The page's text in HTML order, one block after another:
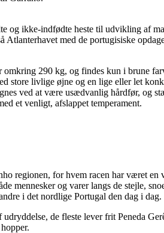
og ikke-indfødte heste til udvikling af
Atlanterhavet med de portugisiske
290 kg, og findes kun i brune
store livlige øjne og en lige eller let
ved at være usædvanlig hårdfør,
et venligt, afslappet temperament.
regionen, for hvem racen har været
mennesker og varer langs de stejle,
i det nordlige Portugal den dag i dag.
udryddelse, de fleste lever frit Peneda